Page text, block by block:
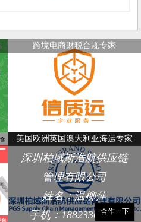
跨境电商财税合规专家
美国欧洲英国澳大利亚海运专家
深圳柏域斯浩航供应链
管理有限公司
姓名：温柳萍
手机：18823368248
合作一下